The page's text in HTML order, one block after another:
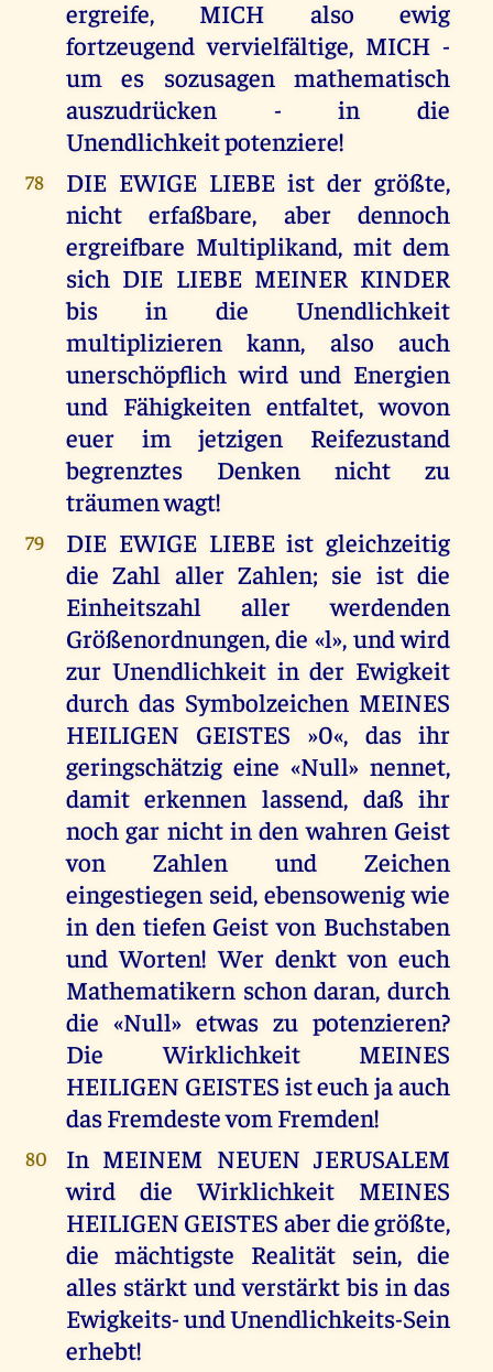
ergreife, MICH also ewig
fortzeugend vervielfältige, MICH -
um es sozusagen mathematisch
auszudrücken - in die
Unendlichkeit potenziere!
78
DIE EWIGE LIEBE ist der größte,
nicht erfaßbare, aber dennoch
ergreifbare Multiplikand, mit dem
sich DIE LIEBE MEINER KINDER
bis in die Unendlichkeit
multiplizieren kann, also auch
unerschöpflich wird und Energien
und Fähigkeiten entfaltet, wovon
euer im jetzigen Reifezustand
begrenztes Denken nicht zu
träumen wagt!
79
DIE EWIGE LIEBE ist gleichzeitig
die Zahl aller Zahlen; sie ist die
Einheitszahl aller werdenden
Größenordnungen, die «l», und wird
zur Unendlichkeit in der Ewigkeit
durch das Symbolzeichen MEINES
HEILIGEN GEISTES »0«, das ihr
geringschätzig eine «Null» nennet,
damit erkennen lassend, daß ihr
noch gar nicht in den wahren Geist
von Zahlen und Zeichen
eingestiegen seid, ebensowenig wie
in den tiefen Geist von Buchstaben
und Worten! Wer denkt von euch
Mathematikern schon daran, durch
die «Null» etwas zu potenzieren?
Die Wirklichkeit MEINES
HEILIGEN GEISTES ist euch ja auch
das Fremdeste vom Fremden!
80
In MEINEM NEUEN JERUSALEM
wird die Wirklichkeit MEINES
HEILIGEN GEISTES aber die größte,
die mächtigste Realität sein, die
alles stärkt und verstärkt bis in das
Ewigkeits- und Unendlichkeits-Sein
erhebt!